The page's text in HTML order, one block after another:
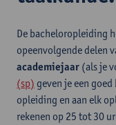
De bacheloropleiding
opeenvolgende delen
academiejaar (als je
(sp) geven je een
opleiding en aan elk
rekenen op 25 tot 30